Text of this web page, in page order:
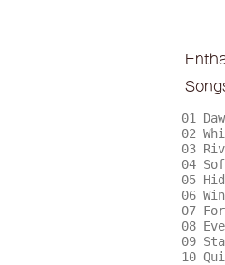
01
02
03
04
05
06
07
08
09
10